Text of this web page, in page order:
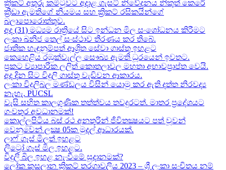
ක්‍රිකට් අතුරු කමිටුවට අදාළ ගැසට් නිවේදනය නිකුත් කෙරේ
ක්‍රීඩා ඇමතිගේ නියමය​ සහ ක්‍රිකට් රසිකයින්ගේ
බලාපොරොත්තුව.
අද (31) මධ්‍යම රාත්‍රියේ සිට ඉන්ධන මිල සංශෝධනය කිරීමට
ලංකා ඛනිජ තෙල් සංස්ථාව තීරණය කර තිබේ.
ජාතික හැඳුනුම්පත් ආශ්‍රිත සේවා ගාස්තු ඉහළට
කෙහෙළිය රඹුක්වැල්ල සෞඛ්‍ය ඇමති ධූරයෙන් ඉවතට​.
ප්‍රකට ව්‍යාපාරික ලලිත් කොතලාවල මහතා අභාවප්‍රාප්ත වෙයි.
අද දින​ සිට විදුලි ගාස්තු වැඩිවන ආකාරය​.
ලංකා විදුලිබල මණ්ඩලය විසින් යොමු කර ඇති දත්ත නිරවද්‍ය
නැහැ. PUCSL
වැසි සහිත කාලගුණික තත්ත්වය තවදුරටත්. මාතර ප්‍රදේශයට
ගංවතුර අවධානමක්!
කොල්ලුපිටිය බස් රථ අනතුරින් ජීවිතක්‍ෂයට පත් වූවන්
වෙනුවෙන් ලක්‍ෂ 05ක​ මුදල් ආධාරයක්​.
ලාෆ් ගෑස් මිලත් ඉහළට​
ලිට්‍රෝ ගෑස් මිල​ ඉහළට​.
විදුලි බිල ඉහළ නැංවීමේ සූදානමක්?
ලෝක කුසලාන ක්‍රිකට් තරගාවලිය 2023 – ශ්‍රී ලංකා සංචිතය නම්